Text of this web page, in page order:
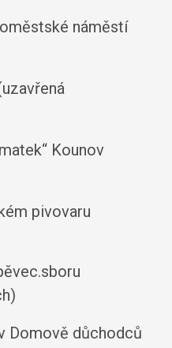
náměstí
Kounov
pivovaru
Domově důchodců